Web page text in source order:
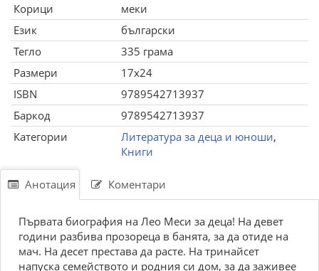
Корици
меки
Език
български
Тегло
335 грама
Размери
17x24
ISBN
9789542713937
Баркод
9789542713937
Категории
Литература за деца и юноши,
Книги
Анотация Коментари
Първата биография на Лео Меси за деца! На девет
години разбива прозореца в банята, за да отиде на
мач. На десет престава да расте. На тринайсет
напуска семейството и родния си дом, за да заживее